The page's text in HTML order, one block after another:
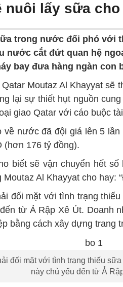
nuôi lấy sữa cho
trong nước đối phó với
nước cắt đứt quan hệ
bay đưa hàng ngàn con
Moutaz Al Khayyat sẽ
lại sự thiết hụt nguồn
giao Qatar với cáo buộc
về nước đã đội giá lên 5
(hơn 176 tỷ đồng).
biết sẽ vận chuyển hết
Moutaz Al Khayyat cho hay:
đối mặt với tình trạng
từ Ả Rập Xê Út. Doanh
bằng cách xây dựng trang
đối mặt với tình trạng thiếu
này chủ yếu đến từ Ả